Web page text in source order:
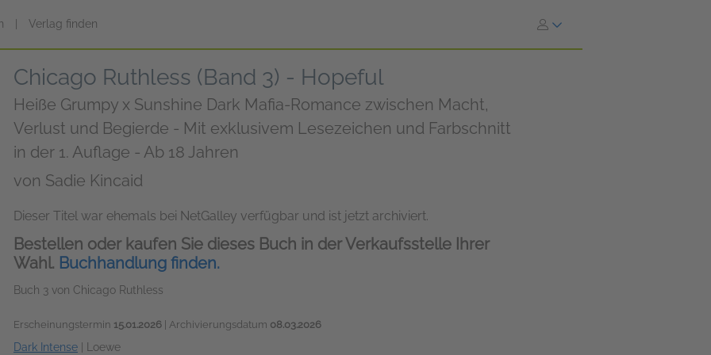
Verlag finden
Chicago Ruthless (Band 3) - Hopeful
Heiße Grumpy x Sunshine Dark Mafia-Romance zwischen Macht,
Verlust und Begierde - Mit exklusivem Lesezeichen und Farbschnitt
in der 1. Auflage - Ab 18 Jahren
von Sadie Kincaid
Dieser Titel war ehemals bei NetGalley verfügbar und ist jetzt archiviert.
Bestellen oder kaufen Sie dieses Buch in der Verkaufsstelle Ihrer
Wahl. Buchhandlung finden.
Buch 3 von Chicago Ruthless
Erscheinungstermin 15.01.2026 | Archivierungsdatum 08.03.2026
Dark Intense Loewe